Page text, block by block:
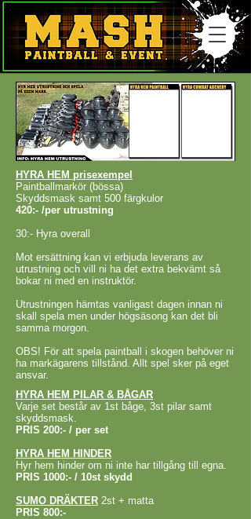
HYRA HEM prisexempel
Paintballmarkör (bössa)
Skyddsmask samt 500 färgkulor
420:- /per utrustning
30:- Hyra overall
Mot ersättning kan vi erbjuda leverans av
utrustning och vill ni ha det extra bekvämt så
bokar ni med en instruktör.
Utrustningen hämtas vanligast dagen innan ni
skall spela men under högsäsong kan det bli
samma morgon.
OBS! För att spela paintball i skogen behöver ni
ha markägarens tillstånd. Allt spel sker på eget
ansvar.
HYRA HEM PILAR & BÅGAR
Varje set består av 1st båge, 3st pilar samt
skyddsmask.
PRIS 200:- / per set
HYRA HEM HINDER
Hyr hem hinder om ni inte har tillgång till egna.
PRIS 1000:- / 10st skydd
SUMO DRÄKTER 2st + matta
PRIS 800:-